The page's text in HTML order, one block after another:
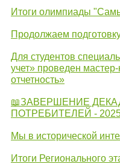
Итоги олимпиады
Продолжаем
Для студентов
учет» проведен
отчетность»
📖ЗАВЕРШЕНИЕ
ПОТРЕБИТЕЛЕЙ -
Мы в исторической
Итоги Регионального